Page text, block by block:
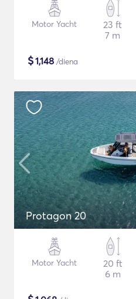
Motor Yacht
23 ft
7 m
$1,148 /diena
Protagon 20
Motor Yacht
20 ft
6 m